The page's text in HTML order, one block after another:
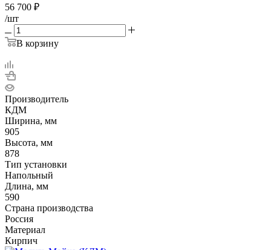
56 700 ₽
/шт
В корзину
Производитель
КДМ
Ширина, мм
905
Высота, мм
878
Тип установки
Напольный
Длина, мм
590
Страна производства
Россия
Материал
Кирпич